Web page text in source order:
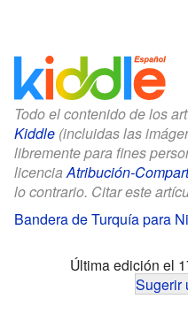
Todo el contenido de los
Kiddle (incluidas las
libremente para fines
licenciaAtribución-
lo contrario. Citar este
Bandera de Turquía para
Última edición el
Sugerir